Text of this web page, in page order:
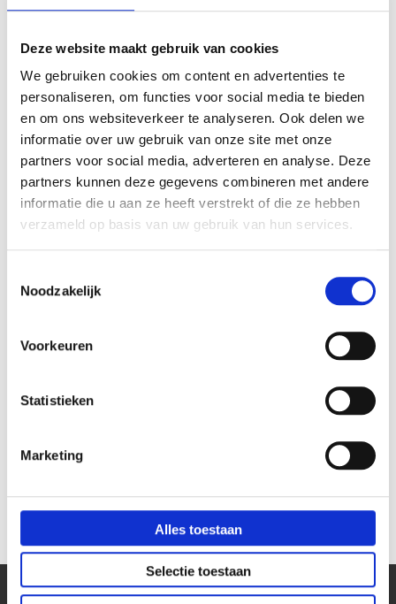
Deze website maakt gebruik van cookies
We gebruiken cookies om content en advertenties te
personaliseren, om functies voor social media te bieden
en om ons websiteverkeer te analyseren. Ook delen we
informatie over uw gebruik van onze site met onze
partners voor social media, adverteren en analyse. Deze
partners kunnen deze gegevens combineren met andere
informatie die u aan ze heeft verstrekt of die ze hebben
verzameld op basis van uw gebruik van hun services.
Noodzakelijk
Voorkeuren
Statistieken
Marketing
Alles toestaan
Selectie toestaan
VERGELIJKBARE PRODUCTEN
Kabelpot wit kunststof ABS
Aluminium kabelpot zwart